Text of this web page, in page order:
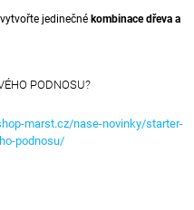
jedinečné kombinace dřeva a
PODNOSU?
marst.cz/nase-novinky/starter-
podnosu/